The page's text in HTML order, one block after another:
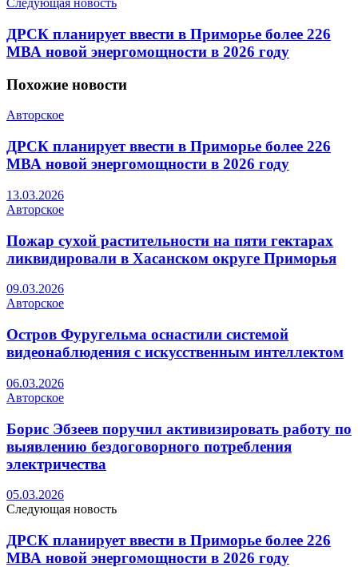
Следующая новость
ДРСК планирует ввести в Приморье более 226
МВА новой энергомощности в 2026 году
Похожие новости
Авторское
ДРСК планирует ввести в Приморье более 226
МВА новой энергомощности в 2026 году
13.03.2026
Авторское
Пожар сухой растительности на пяти гектарах
ликвидировали в Хасанском округе Приморья
09.03.2026
Авторское
Остров Фуругельма оснастили системой
видеонаблюдения с искусственным интеллектом
06.03.2026
Авторское
Борис Эбзеев поручил активизировать работу по
выявлению бездоговорного потребления
электричества
05.03.2026
Следующая новость
ДРСК планирует ввести в Приморье более 226
МВА новой энергомощности в 2026 году